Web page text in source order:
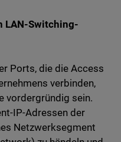
LAN-Switching-
Ports, die die Access
verbinden,
vordergründig sein.
IP-Adressen der
Netzwerksegment